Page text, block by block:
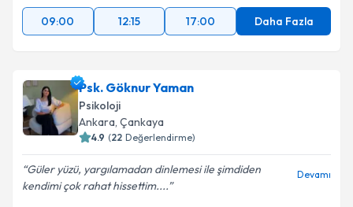
09:00
12:15 17:00 Daha Fazla
Psk. Göknur Yaman
Psikoloji
Ankara, Çankaya
4.9 (22 Değerlendirme)
Güler yüzü, yargılamadan dinlemesi ile şimdiden
kendimi çok rahat hissettim....
Devamı